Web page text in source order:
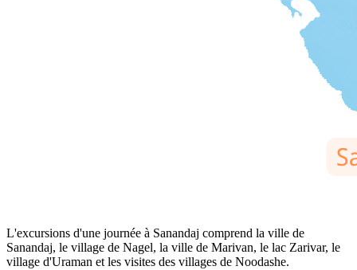
L'excursions d'une journée à Sanandaj comprend la ville de
Sanandaj, le village de Nagel, la ville de Marivan, le lac Zarivar, le
village d'Uraman et les visites des villages de Noodashe.